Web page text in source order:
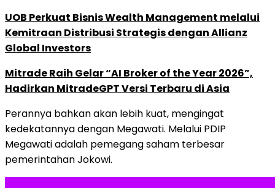
UOB Perkuat Bisnis Wealth Management melalui
Kemitraan Distribusi Strategis dengan Allianz
Global Investors
Mitrade Raih Gelar “AI Broker of the Year 2026”,
Hadirkan MitradeGPT Versi Terbaru di Asia
Perannya bahkan akan lebih kuat, mengingat
kedekatannya dengan Megawati. Melalui PDIP
Megawati adalah pemegang saham terbesar
pemerintahan Jokowi.